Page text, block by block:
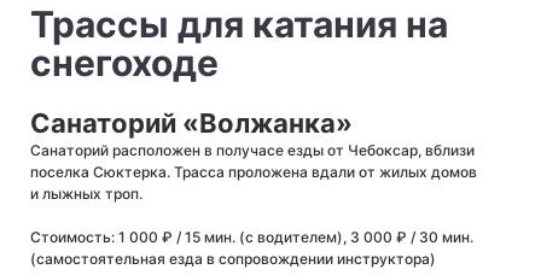
Трассы для катания на
снегоходе
Санаторий «Волжанка»
Санаторий расположен в получасе езды от Чебоксар, вблизи
поселка Сюктерка. Трасса проложена вдали от жилых домов
и лыжных троп.
Стоимость: 1 000 ₽ / 15 мин. (с водителем), 3 000 ₽ / 30 мин.
(самостоятельная езда в сопровождении инструктора)